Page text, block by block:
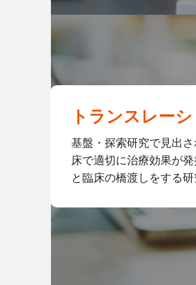
トランスレー
基盤・探索研究で見出
床で適切に治療効果が
と臨床の橋渡しをする研